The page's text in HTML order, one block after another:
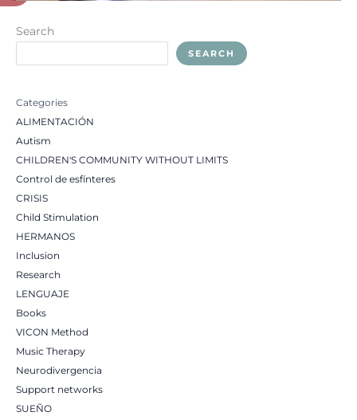
Search
SEARCH
Categories
ALIMENTACIÓN
Autism
CHILDREN'S COMMUNITY WITHOUT LIMITS
Control de esfínteres
CRISIS
Child Stimulation
HERMANOS
Inclusion
Research
LENGUAJE
Books
VICON Method
Music Therapy
Neurodivergencia
Support networks
SUEÑO